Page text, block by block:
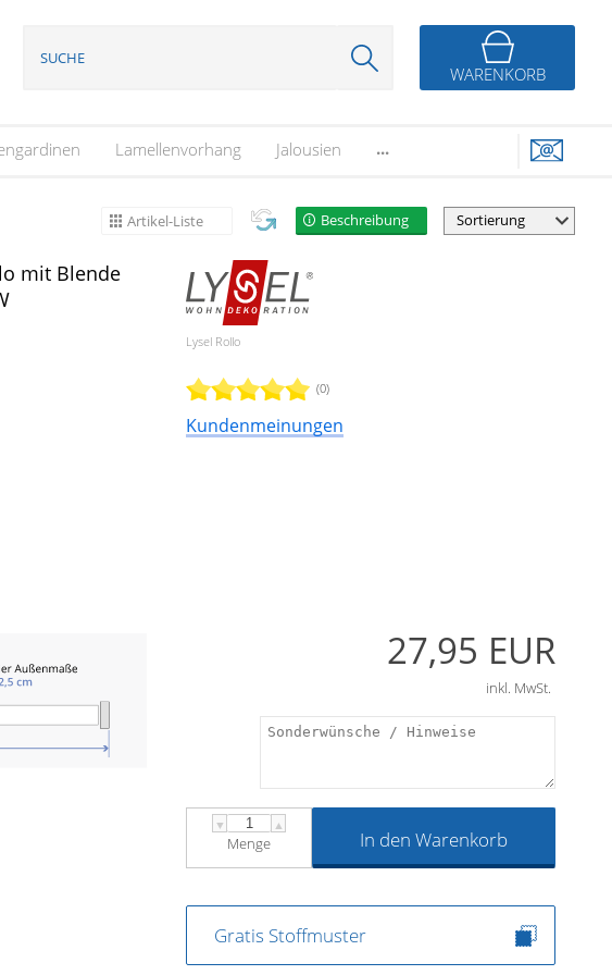
WARENKORB
Lamellenvorhang Jalousien ...
Artikel-Liste Beschreibung
mit Blende
Lysel Rollo
(0)
Kundenmeinungen
27,95 EUR
inkl. MwSt.
▼ ▲
Menge In den Warenkorb
Gratis Stoffmuster